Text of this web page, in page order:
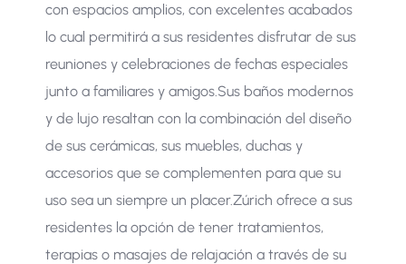
Leaflet| Map data ©OpenStreetMapcontributors
con espacios amplios, con excelentes acabados
lo cual permitirá a sus residentes disfrutar de sus
reuniones y celebraciones de fechas especiales
junto a familiares y amigos. ​Sus baños modernos
y de lujo resaltan con la combinación del diseño
de sus cerámicas, sus muebles, duchas y
accesorios que se complementen para que su
uso sea un siempre un placer. ​Zúrich ofrece a sus
residentes la opción de tener tratamientos,
terapias o masajes de relajación a través de su